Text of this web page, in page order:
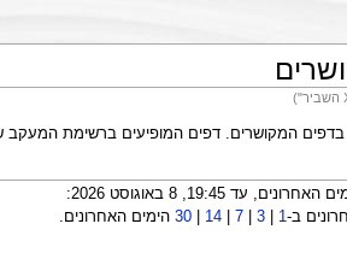
בדפים המקושרים. דפים המופיעים ברשימת המעקב
ב-1
3
|
7
14
30הימים האחרונים.